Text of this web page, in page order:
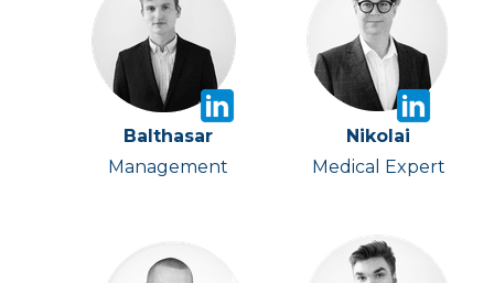
Balthasar
Management
Nikolai
Medical Expert